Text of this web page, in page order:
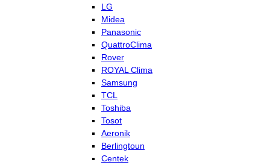
LG
Midea
Panasonic
QuattroClima
Rover
ROYAL Clima
Samsung
TCL
Toshiba
Tosot
Aeronik
Berlingtoun
Centek